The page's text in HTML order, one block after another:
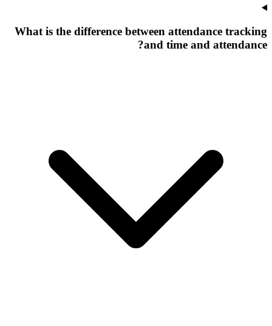
What is the difference between attendance tracking
and time and attendance?